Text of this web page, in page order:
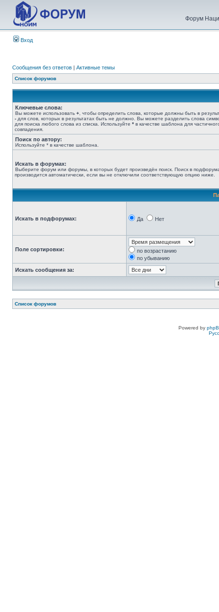
Форум
Вход
Сообщения без ответов | Активные темы
Список форумов
Ключевые слова:
Вы можете использовать + , чтобы определить слова, которые должны быть в
- для слов, которых в результатах быть не должно. Вы можете разделить слова
для поиска любого слова из списка. Используйте * в качестве шаблона для
совпадения.
Поиск по автору:
Используйте * в качестве шаблона.
Искать в форумах:
Выберите форум или форумы, в которых будет произведён поиск. Поиск в
производится автоматически, если вы не отключили соответствующую опцию ниже.
Искать в подфорумах: Да Нет
Поле сортировки:
по возрастанию
по убыванию
Искать сообщения за:
Список форумов
Powered by